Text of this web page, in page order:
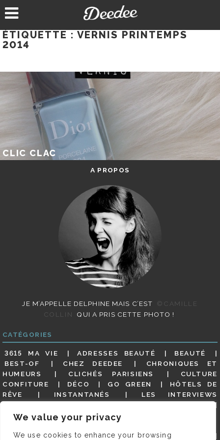
We value your privacy
We use cookies to enhance your browsing
au
ÉTIQUETTE : VERNIS PRINTEMPS
2014
CLIC CLAC
A PROPOS
JE M’APPELLE DELPHINE MAIS C’EST
©CAMILLE
COLLIN
QUI A PRIS CETTE PHOTO !
CATÉGORIES
3615 MA VIE ADRESSES BEAUTÉ
BEAUTÉ
BEST-OF
CHEZ DEEDEE
CHRONIQUES ET
HUMEURS
CLICHÉS PARISIENS
CULTURE
CONFITURE
DÉCO GO GREEN
HÔTELS DE
RÊVE
INSTANTANÉS
LES INTERVIEWS
MES ADRESSES
MODE NON CLASSÉ
GUIDE
PARIS EN PHOTOS RESTAURANTS